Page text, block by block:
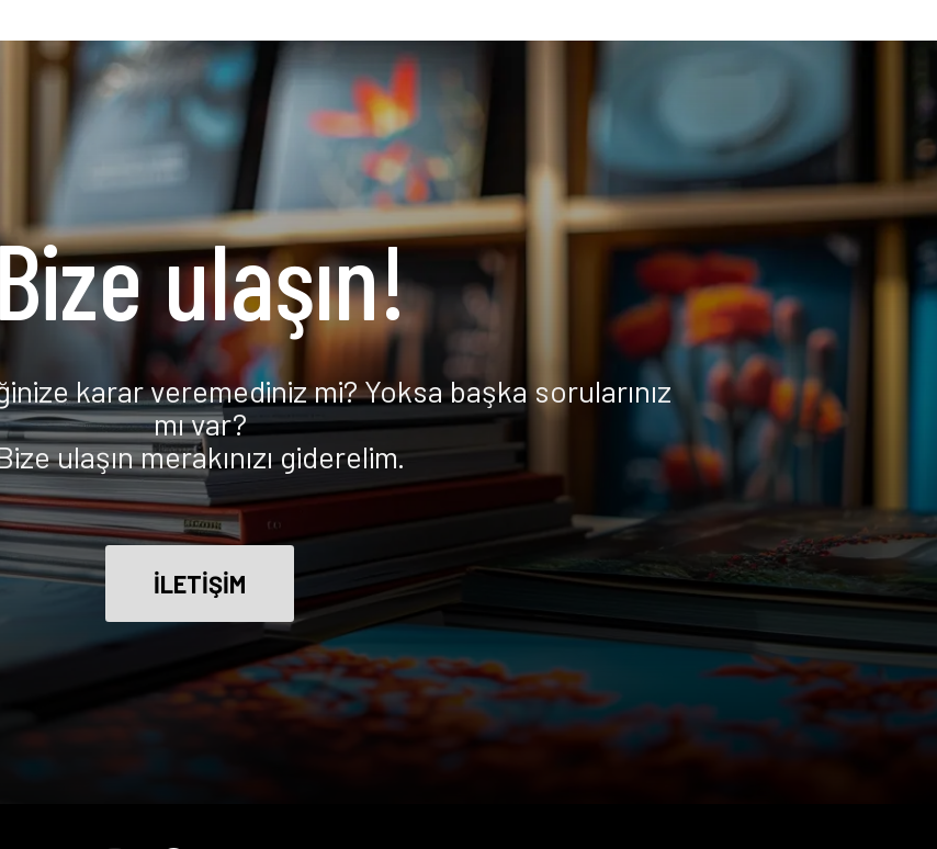
ulaşın!
karar veremediniz mi? Yoksa başka sorularınız
mı var?
ulaşın merakınızı giderelim.
İLETİŞİM